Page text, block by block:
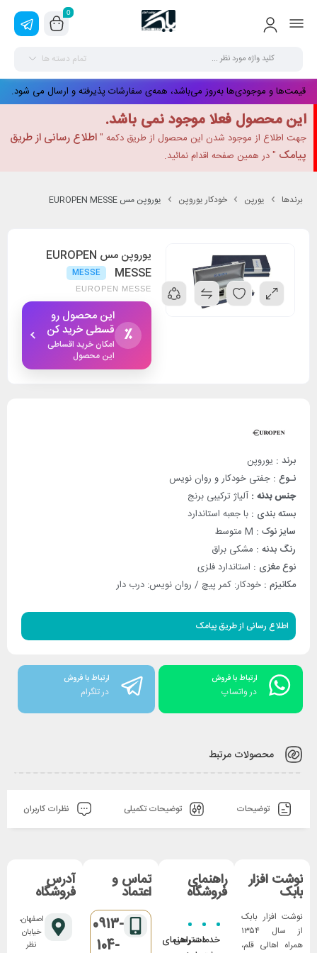
0
تمام دسته ها
قیمت‌ها و موجودی‌ها به‌روز می‌باشد، همه‌ی سفارشات پذیرفته و ارسال می شود.
این محصول فعلا موجود نمی باشد.
جهت اطلاع از موجود شدن این محصول از طریق دکمه "اطلاع رسانی از طریق
پیامک " در همین صفحه اقدام نمائید.
برندها یورپن خودکار یوروپن یوروپن مس EUROPEN MESSE
یوروپن مس EUROPEN
MESSE
MESSE
EUROPEN MESSE
٪
این محصول رو
قسطی خرید کن
امکان خرید اقساطی
این محصول
برند : یوروپن
نـوع : جفتی خودکار و روان نویس
جنس بدنه : آلیاژ ترکیبی برنج
بسته بندی : با جعبه استاندارد
سایز نوک :
رنگ بدنه : مشکی براق
نوع مغزی : استاندارد فلزی
مکانیزم : خودکار: کمر پیچ / روان نویس: درب دار
اطلاع رسانی از طریق پیامک
ارتباط با فروش
در واتساپ
ارتباط با فروش
در تلگرام
محصولات مرتبط
توضیحات توضیحات تکمیلی نظرات کاربران
نوشت افزار
بابک
نوشت افزار بابک
از سال ۱۳۵۴
همراه اهالی قلم،
راهنمای
فروشگاه
خدماتدسترسی
راهنمای
تماس و
اعتماد
0913-
104-
آدرس
فروشگاه
اصفهان،
خیابان
نظر